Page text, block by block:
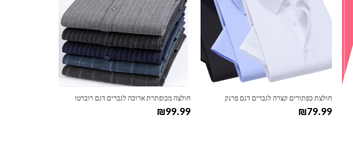
חולצת כפתורים קצרה לגברים דגם פרנק
₪79.99
חולצה מכופתרת ארוכה לגברים דגם רוברטו
₪99.99